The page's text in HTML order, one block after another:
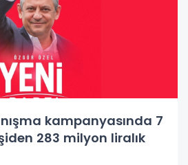
kampanyasında 7
283 milyon liralık